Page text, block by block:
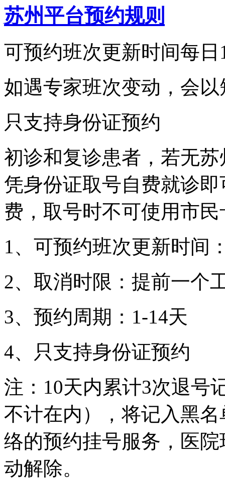
苏州平台预约规则
可预约班次更新时间每日
如遇专家班次变动，会
只支持身份证预约
初诊和复诊患者，若无
凭身份证取号自费就诊
费，取号时不可使用市
1、可预约班次更新时间
2、取消时限：提前一个
3、预约周期：1-14天
4、只支持身份证预约
注：10天内累计3次退号
不计在内），将记入黑
络的预约挂号服务，医
动解除。